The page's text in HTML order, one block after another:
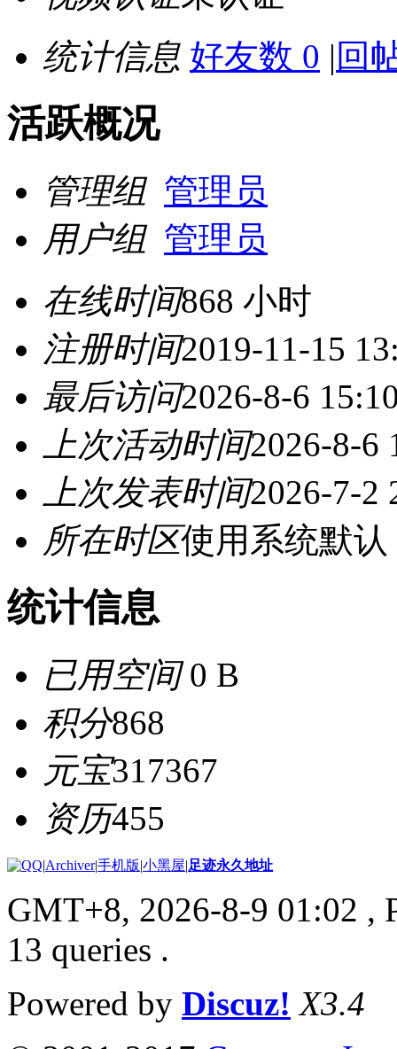
统计信息 好友数 0 | 回
活跃概况
管理组 管理员
用户组 管理员
在线时间868 小时
注册时间2019-11-15
最后访问2026-8-6
上次活动时间2026-8-6
上次发表时间2026-7-2
所在时区使用系统默认
统计信息
已用空间0 B
积分868
元宝317367
资历455
|Archiver|手机版|小黑屋|足迹永久地址
GMT+8, 2026-8-9 01:02 ,
13 queries .
Powered by Discuz! X3.4